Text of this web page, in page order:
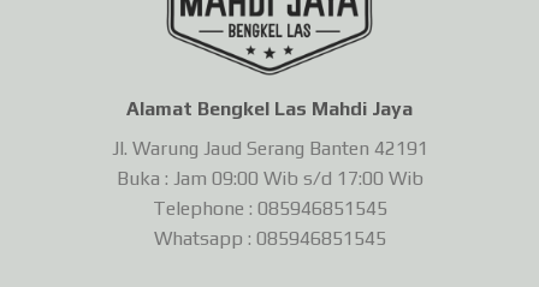
Alamat Bengkel Las Mahdi Jaya
Jl. Warung Jaud Serang Banten 42191
Buka : Jam 09:00 Wib s/d 17:00 Wib
Telephone : 085946851545
Whatsapp : 085946851545